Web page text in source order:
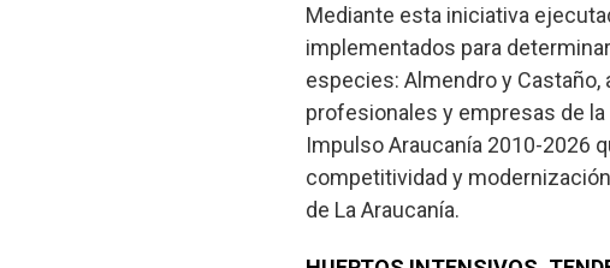
Mediante esta iniciativa
implementados para
especies: Almendro y
profesionales y empresas de
Impulso Araucanía 2010-2026
competitividad y
de La Araucanía.